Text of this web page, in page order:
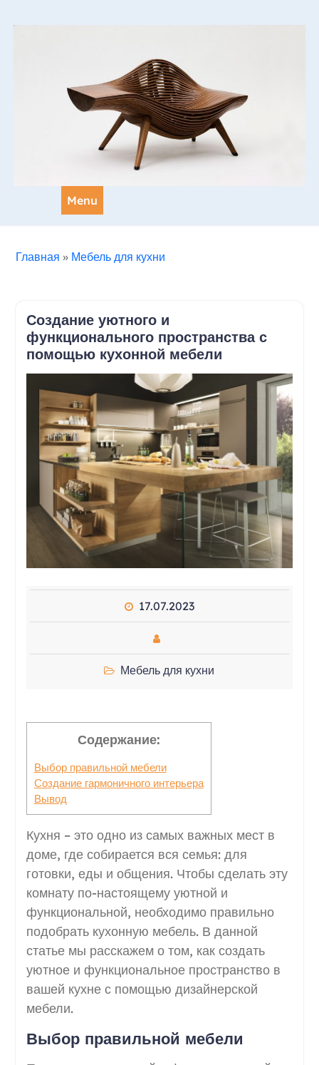
Menu
Главная » Мебель для кухни
Создание уютного и
функционального пространства с
помощью кухонной мебели
17.07.2023
Мебель для кухни
Содержание:
Выбор правильной мебели
Создание гармоничного интерьера
Вывод
Кухня – это одно из самых важных мест в
доме, где собирается вся семья: для
готовки, еды и общения. Чтобы сделать эту
комнату по-настоящему уютной и
функциональной, необходимо правильно
подобрать кухонную мебель. В данной
статье мы расскажем о том, как создать
уютное и функциональное пространство в
вашей кухне с помощью дизайнерской
мебели.
Выбор правильной мебели